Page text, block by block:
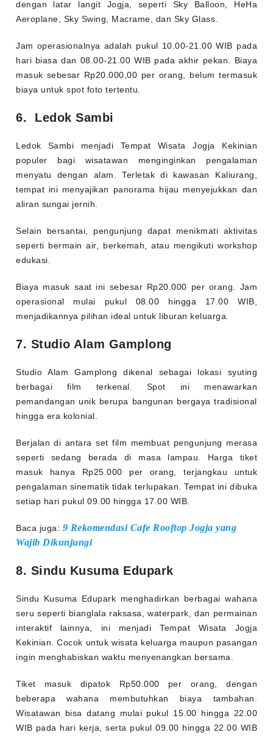
dengan latar langit Jogja, seperti Sky Balloon, HeHa
Aeroplane, Sky Swing, Macrame, dan Sky Glass.
Jam operasionalnya adalah pukul 10.00-21.00 WIB pada
hari biasa dan 08.00-21.00 WIB pada akhir pekan. Biaya
masuk sebesar Rp20.000,00 per orang, belum termasuk
biaya untuk spot foto tertentu.
6. Ledok Sambi
Ledok Sambi menjadi Tempat Wisata Jogja Kekinian
populer bagi wisatawan menginginkan pengalaman
menyatu dengan alam. Terletak di kawasan Kaliurang,
tempat ini menyajikan panorama hijau menyejukkan dan
aliran sungai jernih.
Selain bersantai, pengunjung dapat menikmati aktivitas
seperti bermain air, berkemah, atau mengikuti workshop
edukasi.
Biaya masuk saat ini sebesar Rp20.000 per orang. Jam
operasional mulai pukul 08.00 hingga 17.00 WIB,
menjadikannya pilihan ideal untuk liburan keluarga.
7. Studio Alam Gamplong
Studio Alam Gamplong dikenal sebagai lokasi syuting
berbagai film terkenal. Spot ini menawarkan
pemandangan unik berupa bangunan bergaya tradisional
hingga era kolonial.
Berjalan di antara set film membuat pengunjung merasa
seperti sedang berada di masa lampau. Harga tiket
masuk hanya Rp25.000 per orang, terjangkau untuk
pengalaman sinematik tidak terlupakan. Tempat ini dibuka
setiap hari pukul 09.00 hingga 17.00 WIB.
Baca juga: 9 Rekomendasi Cafe Rooftop Jogja yang
Wajib Dikunjungi
8. Sindu Kusuma Edupark
Sindu Kusuma Edupark menghadirkan berbagai wahana
seru seperti bianglala raksasa, waterpark, dan permainan
interaktif lainnya, ini menjadi Tempat Wisata Jogja
Kekinian.Cocok untuk wisata keluarga maupun pasangan
ingin menghabiskan waktu menyenangkan bersama.
Tiket masuk dipatok Rp50.000 per orang, dengan
beberapa wahana membutuhkan biaya tambahan.
Wisatawan bisa datang mulai pukul 15.00 hingga 22.00
WIB pada hari kerja, serta pukul 09.00 hingga 22.00 WIB